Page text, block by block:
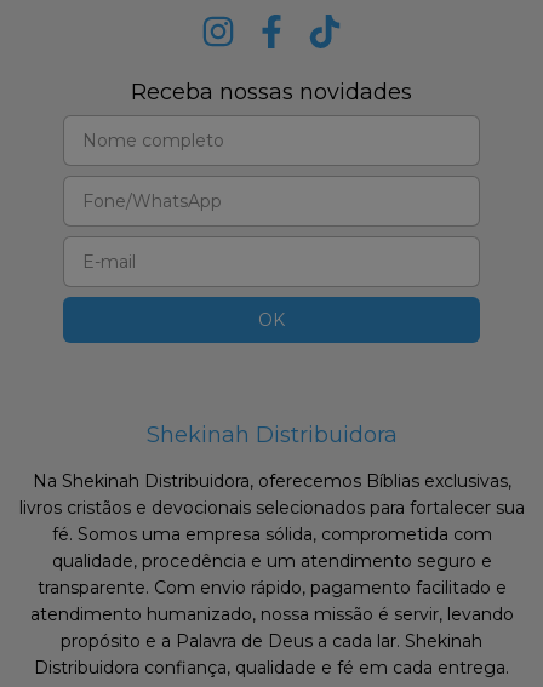
Receba nossas novidades
Shekinah Distribuidora
Na Shekinah Distribuidora, oferecemos Bíblias exclusivas,
livros cristãos e devocionais selecionados para fortalecer sua
fé. Somos uma empresa sólida, comprometida com
qualidade, procedência e um atendimento seguro e
transparente. Com envio rápido, pagamento facilitado e
atendimento humanizado, nossa missão é servir, levando
propósito e a Palavra de Deus a cada lar. Shekinah
Distribuidora confiança, qualidade e fé em cada entrega.